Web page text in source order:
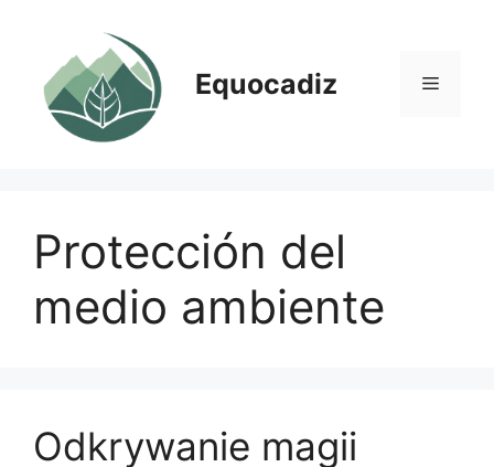
contenido
Equocadiz Menú
Protección del
medio ambiente
Odkrywanie magii